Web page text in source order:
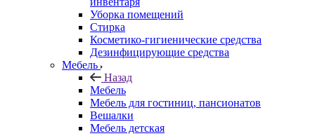
Уборка помещений
Стирка
Косметико-гигиенические средства
Дезинфицирующие средства
Мебель
Назад
Мебель
Мебель для гостиниц, пансионатов
Вешалки
Мебель детская